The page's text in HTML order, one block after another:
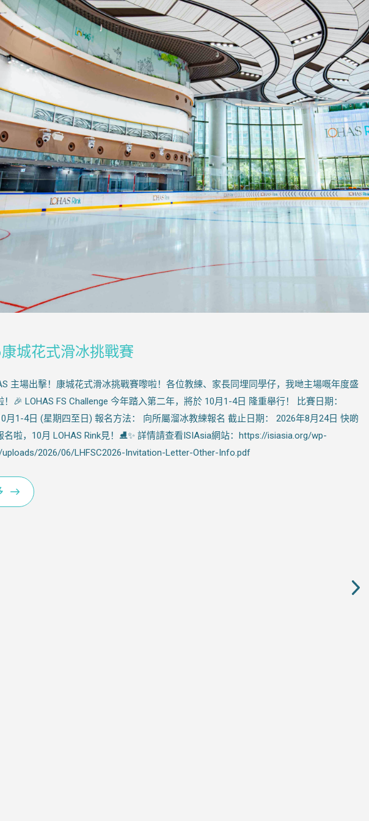
城花式滑冰挑戰賽
主場出擊！康城花式滑冰挑戰賽嚟啦！各位教練、家長同埋同學仔，我哋主場嘅年度盛
！🎉 LOHAS FS Challenge 今年踏入第二年，將於 10月1-4日 隆重舉行！ 比賽日期：
月1-4日 (星期四至日) 報名方法： 向所屬溜冰教練報名 截止日期： 2026年8月24日 快啲
名啦，10月 LOHAS Rink見！⛸️✨ 詳情請查看ISIAsia網站：https://isiasia.org/wp-
2026/06/LHFSC2026-Invitation-Letter-Other-Info.pdf